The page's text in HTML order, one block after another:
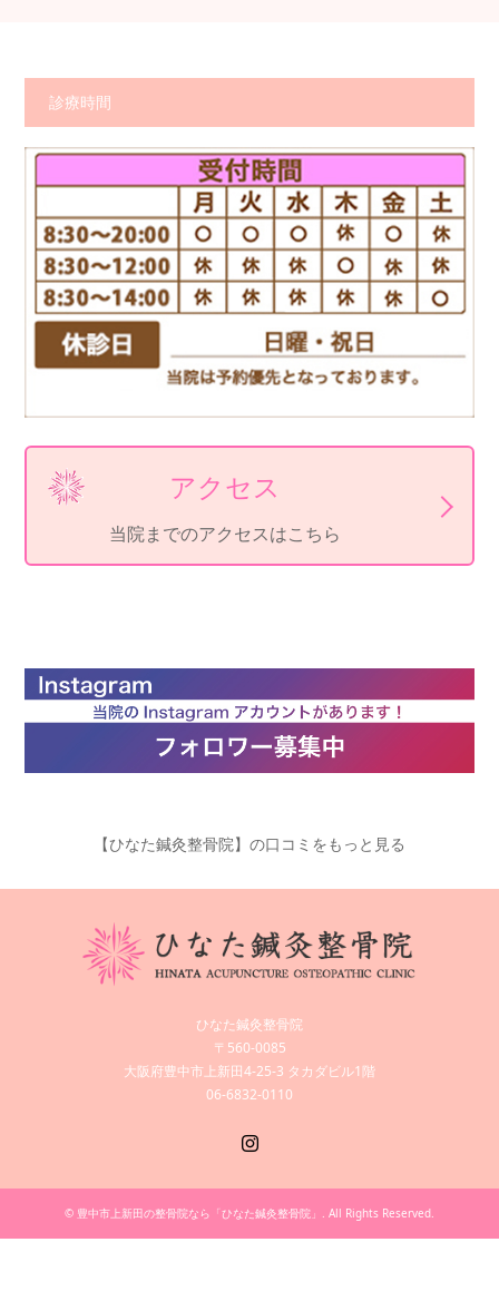
診療時間
アクセス
当院までのアクセスはこちら
【ひなた鍼灸整骨院】の口コミをもっと見る
ひなた鍼灸整骨院
〒560-0085
大阪府豊中市上新田4-25-3 タカダビル1階
06-6832-0110
© 豊中市上新田の整骨院なら「ひなた鍼灸整骨院」 . All Rights Reserved.